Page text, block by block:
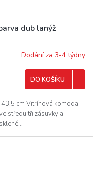
dub lanýž
Dodání za 3-4 týdny
DO KOŠÍKU
cm Vitrínová komoda
středu tři zásuvky a